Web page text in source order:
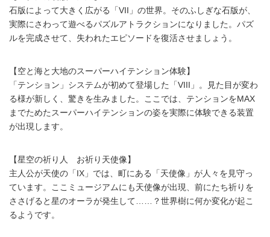
石版によって大きく広がる「VII」の世界。そのふしぎな石版が、
実際にさわって遊べるパズルアトラクションになりました。パズ
ルを完成させて、失われたエピソードを復活させましょう。
【空と海と大地のスーパーハイテンション体験】
「テンション」システムが初めて登場した「VIII」。見た目が変わ
る様が新しく、驚きを生みました。ここでは、テンションをMAX
までためたスーパーハイテンションの姿を実際に体験できる装置
が出現します。
【星空の祈り人 お祈り天使像】
主人公が天使の「IX」では、町にある「天使像」が人々を見守っ
ています。ここミュージアムにも天使像が出現、前にたち祈りを
ささげると星のオーラが発生して……？世界樹に何か変化が起こ
るようです。